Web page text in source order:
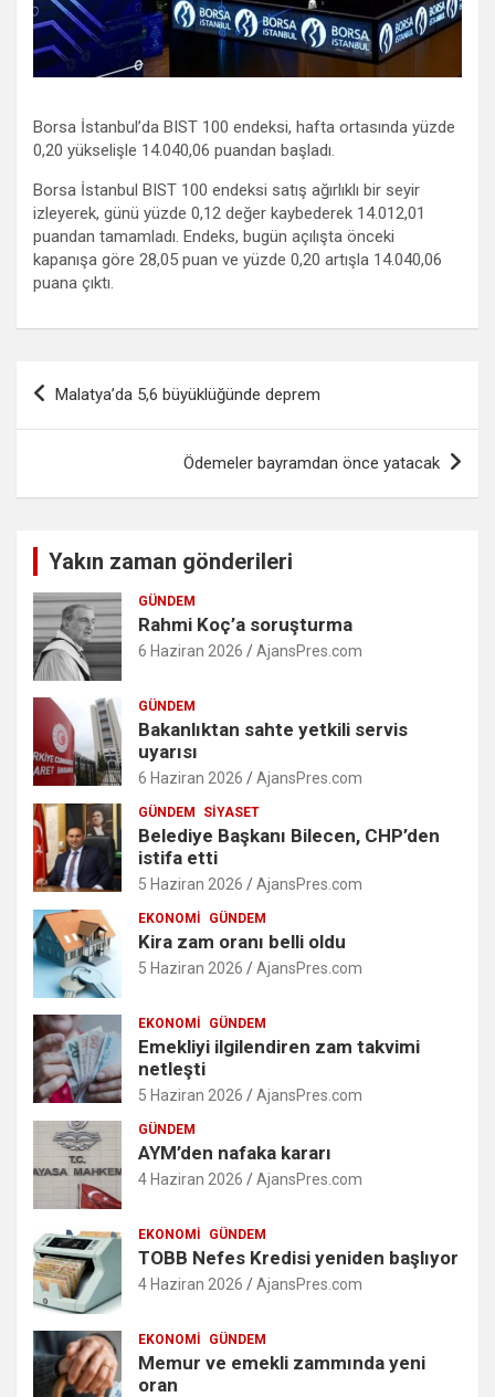
Borsa İstanbul’da BIST 100 endeksi, hafta ortasında yüzde
0,20 yükselişle 14.040,06 puandan başladı.
Borsa İstanbul BIST 100 endeksi satış ağırlıklı bir seyir
izleyerek, günü yüzde 0,12 değer kaybederek 14.012,01
puandan tamamladı. Endeks, bugün açılışta önceki
kapanışa göre 28,05 puan ve yüzde 0,20 artışla 14.040,06
puana çıktı.
Yazı
gezinmesi
Malatya’da 5,6 büyüklüğünde deprem
Ödemeler bayramdan önce yatacak
Yakın zaman gönderileri
GÜNDEM
Rahmi Koç’a soruşturma
6 Haziran 2026 AjansPres.com
GÜNDEM
Bakanlıktan sahte yetkili servis
uyarısı
6 Haziran 2026 AjansPres.com
GÜNDEM SIYASET
Belediye Başkanı Bilecen, CHP’den
istifa etti
5 Haziran 2026 AjansPres.com
EKONOMI GÜNDEM
Kira zam oranı belli oldu
5 Haziran 2026 AjansPres.com
EKONOMI GÜNDEM
Emekliyi ilgilendiren zam takvimi
netleşti
5 Haziran 2026 AjansPres.com
GÜNDEM
AYM’den nafaka kararı
4 Haziran 2026 AjansPres.com
EKONOMI GÜNDEM
TOBB Nefes Kredisi yeniden başlıyor
4 Haziran 2026 AjansPres.com
EKONOMI GÜNDEM
Memur ve emekli zammında yeni
oran